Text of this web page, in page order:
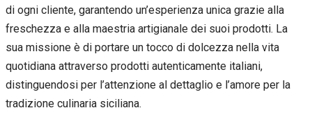
di ogni cliente, garantendo un’esperienza unica grazie alla
freschezza e alla maestria artigianale dei suoi prodotti. La
sua missione è di portare un tocco di dolcezza nella vita
quotidiana attraverso prodotti autenticamente italiani,
distinguendosi per l’attenzione al dettaglio e l’amore per la
tradizione culinaria siciliana.